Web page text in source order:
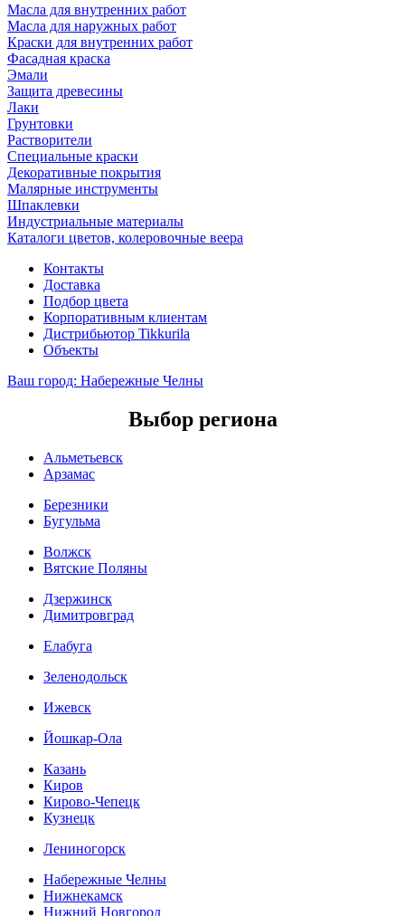
Масла для внутренних работ
Масла для наружных работ
Краски для внутренних работ
Фасадная краска
Эмали
Защита древесины
Лаки
Грунтовки
Растворители
Специальные краски
Декоративные покрытия
Малярные инструменты
Шпаклевки
Индустриальные материалы
Каталоги цветов, колеровочные веера
Контакты
Доставка
Подбор цвета
Корпоративным клиентам
Дистрибьютор Tikkurila
Объекты
Ваш город: Набережные Челны
Выбор региона
Альметьевск
Арзамас
Березники
Бугульма
Волжск
Вятские Поляны
Дзержинск
Димитровград
Елабуга
Зеленодольск
Ижевск
Йошкар-Ола
Казань
Киров
Кирово-Чепецк
Кузнецк
Лениногорск
Набережные Челны
Нижнекамск
Нижний Новгород